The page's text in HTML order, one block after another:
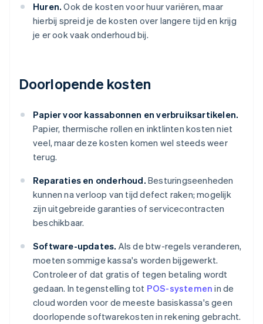
Huren. Ook de kosten voor huur variëren, maar
hierbij spreid je de kosten over langere tijd en krijg
je er ook vaak onderhoud bij.
Doorlopende kosten
Papier voor kassabonnen en verbruiksartikelen.
Papier, thermische rollen en inktlinten kosten niet
veel, maar deze kosten komen wel steeds weer
terug.
Reparaties en onderhoud. Besturingseenheden
kunnen na verloop van tijd defect raken; mogelijk
zijn uitgebreide garanties of servicecontracten
beschikbaar.
Software-updates. Als de btw-regels veranderen,
moeten sommige kassa's worden bijgewerkt.
Controleer of dat gratis of tegen betaling wordt
gedaan. In tegenstelling tot POS-systemen in de
cloud worden voor de meeste basiskassa's geen
doorlopende softwarekosten in rekening gebracht.